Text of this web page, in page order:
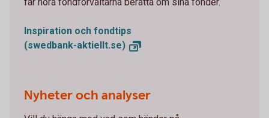
Inspiration och fondtips
(swedbank-aktiellt.se)
Nyheter och analyser